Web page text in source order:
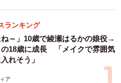
ランキング
ね～」10歳で綾瀬はるかの娘役→
の18歳に成長 「メイクで雰囲気
れそう」
ア